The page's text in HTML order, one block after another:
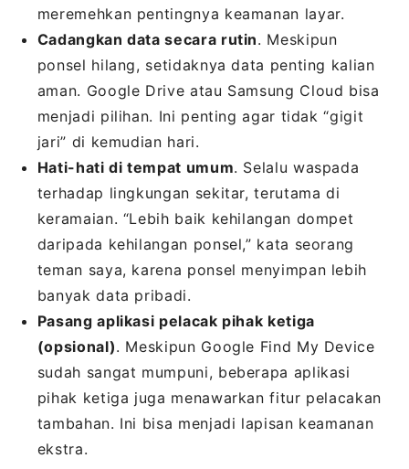
meremehkan pentingnya keamanan layar.
Cadangkan data secara rutin. Meskipun
ponsel hilang, setidaknya data penting kalian
aman. Google Drive atau Samsung Cloud bisa
menjadi pilihan. Ini penting agar tidak “gigit
jari” di kemudian hari.
Hati-hati di tempat umum. Selalu waspada
terhadap lingkungan sekitar, terutama di
keramaian. “Lebih baik kehilangan dompet
daripada kehilangan ponsel,” kata seorang
teman saya, karena ponsel menyimpan lebih
banyak data pribadi.
Pasang aplikasi pelacak pihak ketiga
(opsional). Meskipun Google Find My Device
sudah sangat mumpuni, beberapa aplikasi
pihak ketiga juga menawarkan fitur pelacakan
tambahan. Ini bisa menjadi lapisan keamanan
ekstra.